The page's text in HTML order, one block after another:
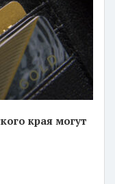
края могут